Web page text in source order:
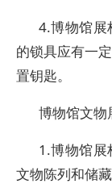
4.博物馆展
的锁具应有一
置钥匙。
博物馆文物
1.博物馆展
文物陈列和储